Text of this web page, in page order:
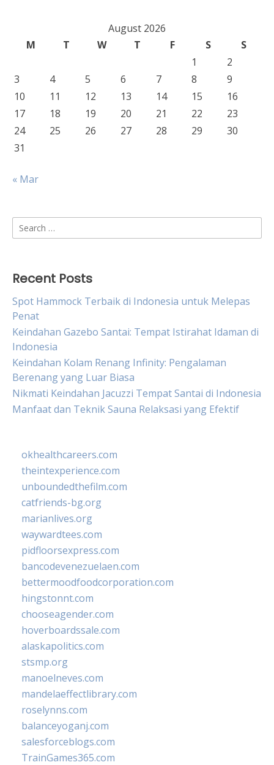
August 2026
M
T W T F S
S
1
2
3
4 5 6 7 8
9
10
11 12 13 14 15
16
17
18 19 20 21 22
23
24
25 26 27 28 29
30
31
« Mar
Search
for:
Recent Posts
Spot Hammock Terbaik di Indonesia untuk Melepas
Penat
Keindahan Gazebo Santai: Tempat Istirahat Idaman di
Indonesia
Keindahan Kolam Renang Infinity: Pengalaman
Berenang yang Luar Biasa
Nikmati Keindahan Jacuzzi Tempat Santai di Indonesia
Manfaat dan Teknik Sauna Relaksasi yang Efektif
okhealthcareers.com
theintexperience.com
unboundedthefilm.com
catfriends-bg.org
marianlives.org
waywardtees.com
pidfloorsexpress.com
bancodevenezuelaen.com
bettermoodfoodcorporation.com
hingstonnt.com
chooseagender.com
hoverboardssale.com
alaskapolitics.com
stsmp.org
manoelneves.com
mandelaeffectlibrary.com
roselynns.com
balanceyoganj.com
salesforceblogs.com
TrainGames365.com